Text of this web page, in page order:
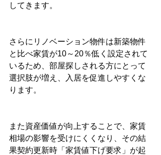
してきます。
さらにリノベーション物件は新築物件
と比べ家賃が10～20％低く設定されて
いるため、部屋探しされる方にとって
選択肢が増え、入居を促進しやすくな
ります。
また資産価値が向上することで、家賃
相場の影響を受けにくくなり、その結
果契約更新時「家賃値下げ要求」が起